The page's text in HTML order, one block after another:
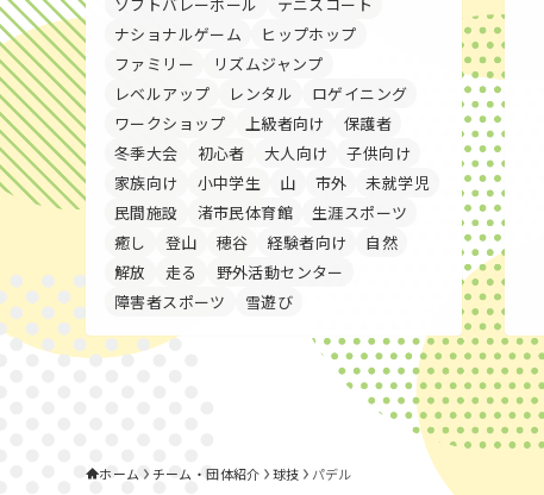
ナショナルゲーム
ヒップホップ
ファミリー
リズムジャンプ
レベルアップ
レンタル
ロゲイニング
ワークショップ
上級者向け
保護者
冬季大会
初心者 大人向け
子供向け
家族向け
小中学生 山 市外
未就学児
民間施設
渚市民体育館
生涯スポーツ
癒し
登山 穂谷 経験者向け
自然
解放
走る
野外活動センター
障害者スポーツ
雪遊び
ホーム チーム・団体紹介 球技 パデル